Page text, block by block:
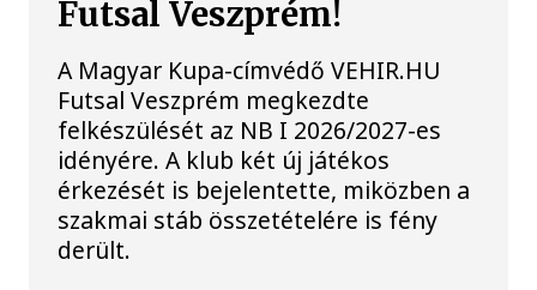
Futsal Veszprém!
A Magyar Kupa-címvédő VEHIR.HU
Futsal Veszprém megkezdte
felkészülését az NB I 2026/2027-es
idényére. A klub két új játékos
érkezését is bejelentette, miközben a
szakmai stáb összetételére is fény
derült.